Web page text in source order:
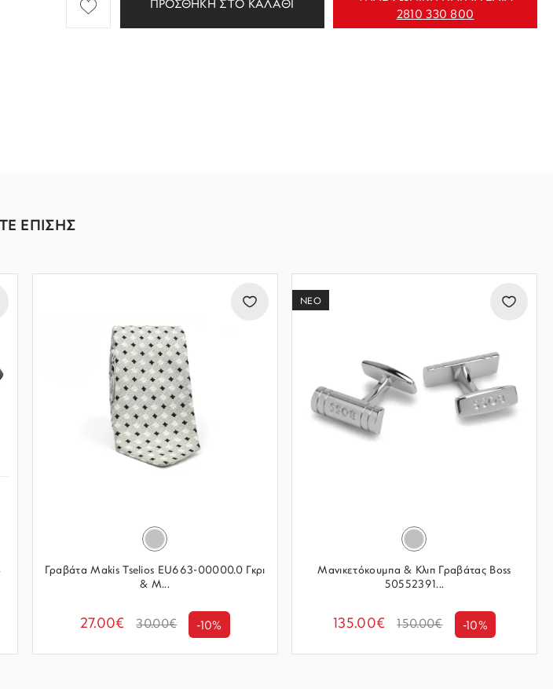
ΠΡΟΣΘΗΚΗ ΣΤΟ ΚΑΛΑΘΙ
2810 330 800
ΕΠΙΣΗΣ
Γραβάτα Makis Tselios EU663-00000.0 Γκρι
& Μ...
27.00€ 30.00€ -10%
ΝΕΟ
Μανικετόκουμπα & Κλιπ Γραβάτας Boss
50552391...
135.00€ 150.00€ -10%